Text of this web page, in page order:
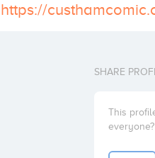
https://
SHARE
This
everyone?